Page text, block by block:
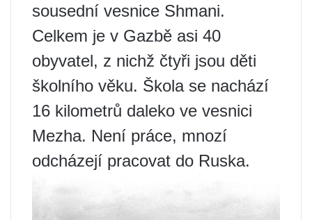
sousední vesnice Shmani.
Celkem je v Gazbě asi 40
obyvatel, z nichž čtyři jsou děti
školního věku. Škola se nachází
16 kilometrů daleko ve vesnici
Mezha. Není práce, mnozí
odcházejí pracovat do Ruska.